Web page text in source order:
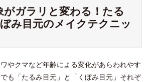
がガラリと変わる！たる
み目元のメイクテクニッ
やクマなど年齢による変化があらわれやす
も「たるみ目元」と「くぼみ目元」それぞ